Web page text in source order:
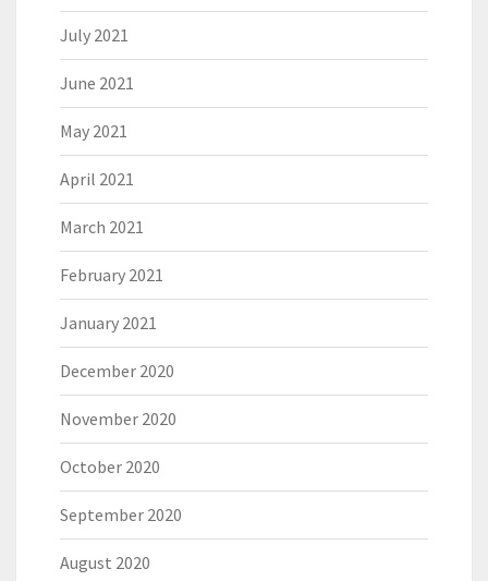
July 2021
June 2021
May 2021
April 2021
March 2021
February 2021
January 2021
December 2020
November 2020
October 2020
September 2020
August 2020